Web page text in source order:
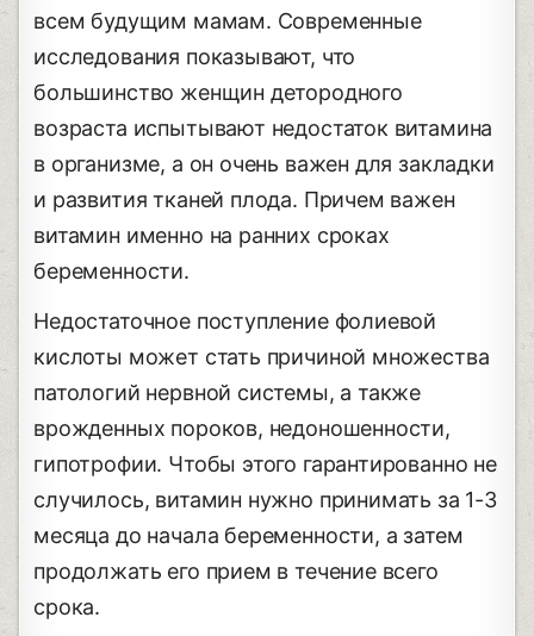
всем будущим мамам. Современные
исследования показывают, что
большинство женщин детородного
возраста испытывают недостаток витамина
в организме, а он очень важен для закладки
и развития тканей плода. Причем важен
витамин именно на ранних сроках
беременности.
Недостаточное поступление фолиевой
кислоты может стать причиной множества
патологий нервной системы, а также
врожденных пороков, недоношенности,
гипотрофии. Чтобы этого гарантированно не
случилось, витамин нужно принимать за 1-3
месяца до начала беременности, а затем
продолжать его прием в течение всего
срока.